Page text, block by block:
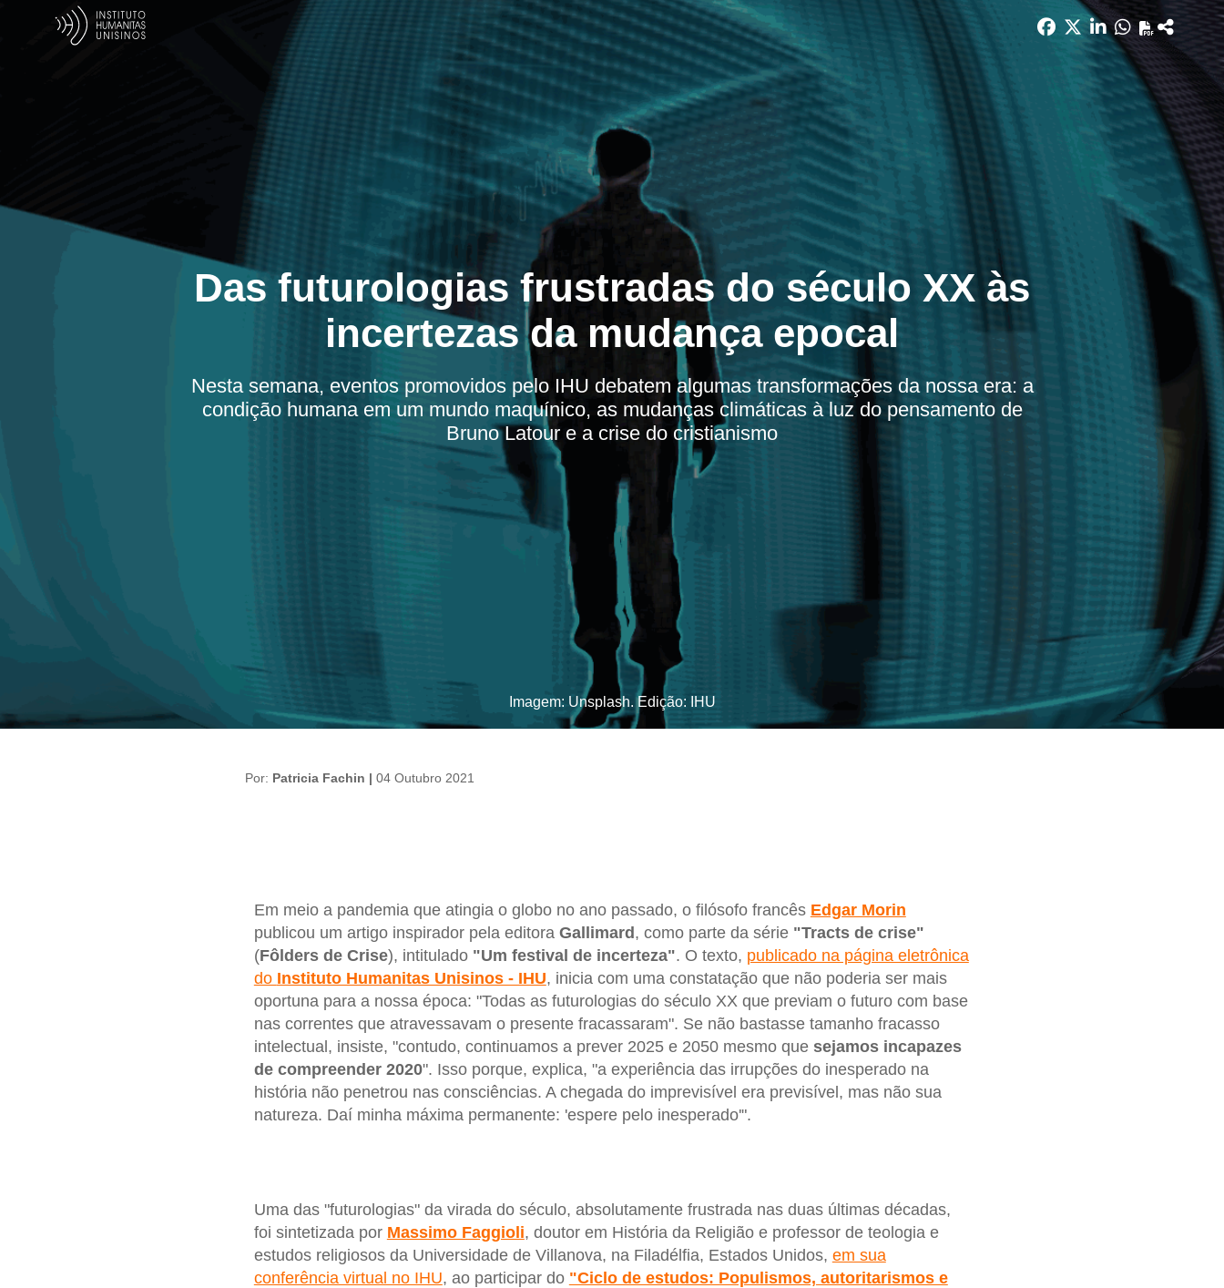
Das futurologias frustradas do século XX às
incertezas da mudança epocal
Nesta semana, eventos promovidos pelo IHU debatem algumas transformações da nossa era: a
condição humana em um mundo maquínico, as mudanças climáticas à luz do pensamento de
Bruno Latour e a crise do cristianismo
Imagem: Unsplash. Edição: IHU
Por: Patricia Fachin | 04 Outubro 2021
Em meio a pandemia que atingia o globo no ano passado, o filósofo francês Edgar Morin
publicou um artigo inspirador pela editora Gallimard , como parte da série "Tracts de crise"
(Fôlders de Crise), intitulado "Um festival de incerteza". O texto, publicado na página eletrônica
do Instituto Humanitas Unisinos - IHU, inicia com uma constatação que não poderia ser mais
oportuna para a nossa época: "Todas as futurologias do século XX que previam o futuro com base
nas correntes que atravessavam o presente fracassaram". Se não bastasse tamanho fracasso
intelectual, insiste, "contudo, continuamos a prever 2025 e 2050 mesmo que sejamos incapazes
de compreender 2020". Isso porque, explica, "a experiência das irrupções do inesperado na
história não penetrou nas consciências. A chegada do imprevisível era previsível, mas não sua
natureza. Daí minha máxima permanente: 'espere pelo inesperado'".
Uma das "futurologias" da virada do século, absolutamente frustrada nas duas últimas décadas,
foi sintetizada por Massimo Faggioli, doutor em História da Religião e professor de teologia e
estudos religiosos da Universidade de Villanova, na Filadélfia, Estados Unidos, em sua
conferência virtual no IHU, ao participar do "Ciclo de estudos: Populismos, autoritarismos e